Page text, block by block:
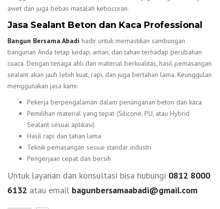
awet dan juga bebas masalah kebocoran.
Jasa Sealant Beton dan Kaca Professional
Bangun Bersama Abadi hadir untuk memastikan sambungan
bangunan Anda tetap kedap, aman, dan tahan terhadap perubahan
cuaca. Dengan tenaga ahli dan material berkualitas, hasil pemasangan
sealant akan jauh lebih kuat, rapi, dan juga bertahan lama. Keunggulan
menggunakan jasa kami:
Pekerja berpengalaman dalam penanganan beton dan kaca
Pemilihan material yang tepat (Silicone, PU, atau Hybrid
Sealant sesuai aplikasi)
Hasil rapi dan tahan lama
Teknik pemasangan sesuai standar industri
Pengerjaan cepat dan bersih
Untuk layanan dan konsultasi bisa hubungi 0812 8000
6132 atau email bagunbersamaabadi@gmail.com